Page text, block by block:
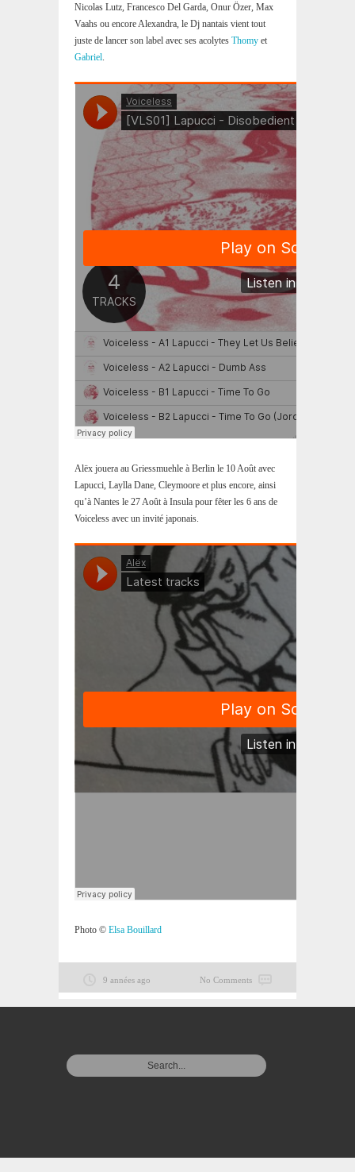
Nicolas Lutz, Francesco Del Garda, Onur Özer, Max
Vaahs ou encore Alexandra, le Dj nantais vient tout
juste de lancer son label avec ses acolytes Thomy et
Gabriel.
Alëx jouera au Griessmuehle à Berlin le 10 Août avec
Lapucci, Laylla Dane, Cleymoore et plus encore, ainsi
qu’à Nantes le 27 Août à Insula pour fêter les 6 ans de
Voiceless avec un invité japonais.
Photo © Elsa Bouillard
9 années ago No Comments